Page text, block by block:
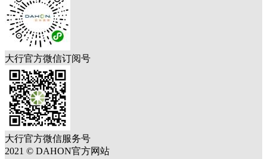
大行官方微信订阅号
大行官方微信服务号
2021 © DAHON官方网站